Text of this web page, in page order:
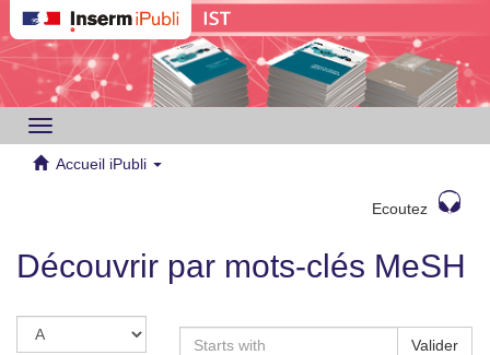
Toggle
navigation
Accueil iPubli
Ecoutez
Découvrir par mots-clés MeSH
Valider